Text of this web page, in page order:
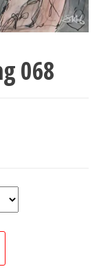
068